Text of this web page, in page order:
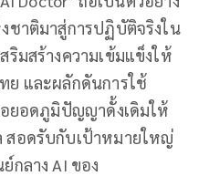
ชาติมาสู่การปฏิบัติจริงใน
มสร้างความเข้มแข็งให้
ย และผลักดันการใช้
ยอดภูมิปัญญาดั้งเดิมให้
สอดรับกับเป้าหมายใหญ่
กลาง AI ของ